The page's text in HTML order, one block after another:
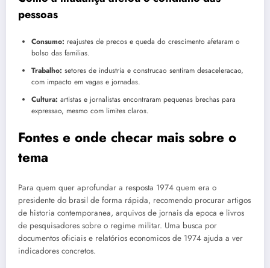
pessoas
Consumo: reajustes de precos e queda do crescimento afetaram o
bolso das familias.
Trabalho: setores de industria e construcao sentiram desaceleracao,
com impacto em vagas e jornadas.
Cultura: artistas e jornalistas encontraram pequenas brechas para
expressao, mesmo com limites claros.
Fontes e onde checar mais sobre o
tema
Para quem quer aprofundar a resposta 1974 quem era o
presidente do brasil de forma rápida, recomendo procurar artigos
de historia contemporanea, arquivos de jornais da epoca e livros
de pesquisadores sobre o regime militar. Uma busca por
documentos oficiais e relatórios economicos de 1974 ajuda a ver
indicadores concretos.